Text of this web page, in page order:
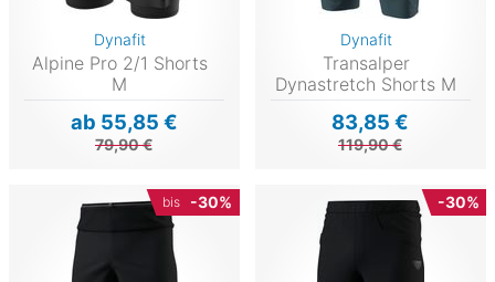
Dynafit
Alpine Pro 2/1 Shorts
M
ab 55,85 €
79,90 €
Dynafit
Transalper
Dynastretch Shorts M
83,85 €
119,90 €
bis -30% -30%